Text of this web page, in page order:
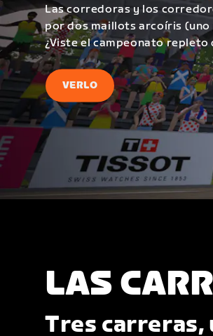
Las corredoras y los
por dos maillots arcoíris (uno
¿Viste el campeonato
VERLO
LAS
Tres